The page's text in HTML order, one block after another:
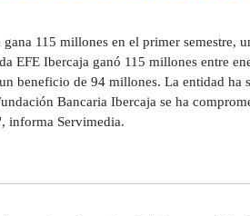
gana 115 millones en el primer semestre,
EFE Ibercaja ganó 115 millones entre
beneficio de 94 millones. La entidad ha
Bancaria Ibercaja se ha
informa Servimedia.